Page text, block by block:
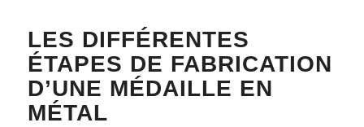
LES DIFFÉRENTES
ÉTAPES DE FABRICATION
D’UNE MÉDAILLE EN
MÉTAL